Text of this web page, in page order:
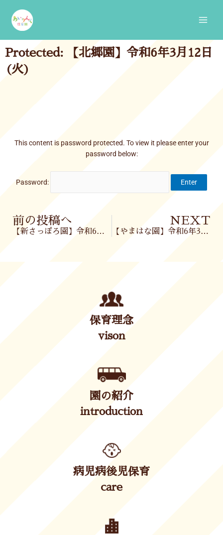
content
Protected: 【北郷園】令和6年3月12日
(火)
This content is password protected. To view it please enter your
password below:
Password:
Prev
前の投稿へ
【新さっぽろ園】令和6年3月12日(火)
NEXT
【やまはな園】令和6年3月12日(火)
保育理念
vison
園の紹介
introduction
病児病後児保育
care